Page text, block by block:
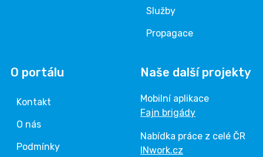
Služby
Propagace
O portálu
Kontakt
O nás
Podmínky
Naše další projekty
Mobilní aplikace
Fajn brigády
Nabídka práce z celé ČR
INwork.cz